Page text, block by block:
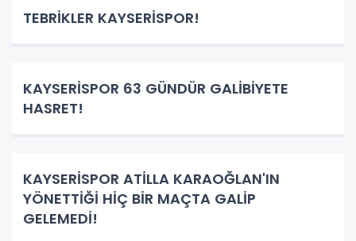
TEBRİKLER KAYSERİSPOR!
KAYSERİSPOR 63 GÜNDÜR GALİBİYETE
HASRET!
KAYSERİSPOR ATİLLA KARAOĞLAN'IN
YÖNETTİĞİ HİÇ BİR MAÇTA GALİP
GELEMEDİ!